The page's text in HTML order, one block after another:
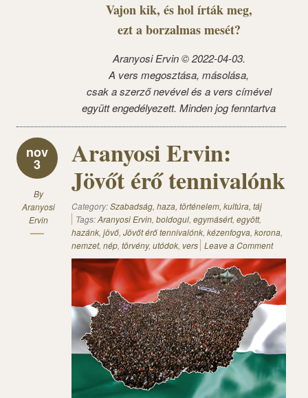
Vajon kik, és hol írták meg,
ezt a borzalmas mesét?
Aranyosi Ervin © 2022-04-03.
A vers megosztása, másolása,
csak a szerző nevével és a vers címével
együtt engedélyezett. Minden jog fenntartva
nov
3
By
Aranyosi
Ervin
Aranyosi Ervin:
Jövőt érő tennivalónk
Category:Szabadság, haza, történelem, kultúra, táj
Tags:Aranyosi Ervin, boldogul, egymásért, egyött,
hazánk, jövő, Jövőt érő tennivalónk, kézenfogva, korona,
nemzet, nép, törvény, utódok, vers Leave a Comment